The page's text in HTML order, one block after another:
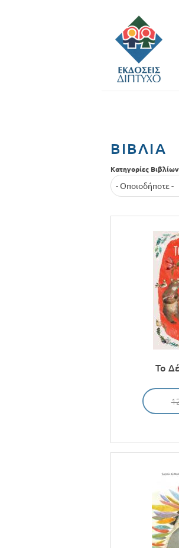
ΒΙΒΛΊΑ
Κατηγορίες Βιβλίων
Το